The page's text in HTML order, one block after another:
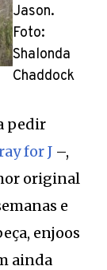
Jason.
Foto:
Shalonda
Chaddock
pedir
for J –,
original
e
enjoos
ainda